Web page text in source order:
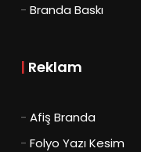
-Branda Baskı
| Reklam
-Afiş Branda
-Folyo Yazı Kesim